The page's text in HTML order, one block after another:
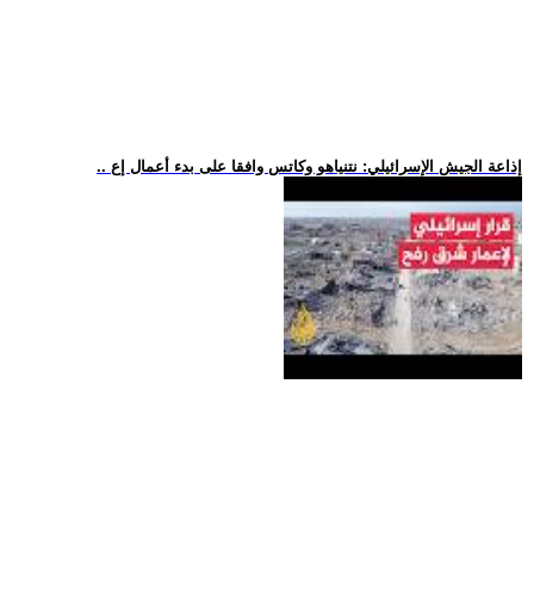
.. إذاعة الجيش الإسرائيلي: نتنياهو وكاتس وافقا على بدء أعمال إع